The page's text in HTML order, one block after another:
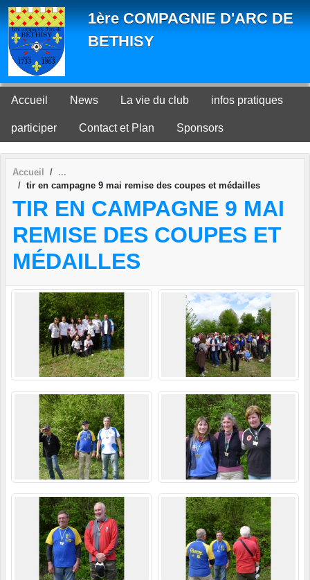
1ère COMPAGNIE D'ARC DE
BETHISY
Accueil News La vie du club infos pratiques
participer Contact et Plan Sponsors
Accueil
tir en campagne 9 mai remise des coupes et médailles
TIR EN CAMPAGNE 9 MAI
REMISE DES COUPES ET
MÉDAILLES
Panneau de gestion des cookies